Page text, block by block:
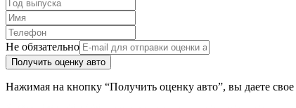
Не обязательно
Получить оценку авто
Нажимая на кнопку “Получить оценку авто”, вы даете свое